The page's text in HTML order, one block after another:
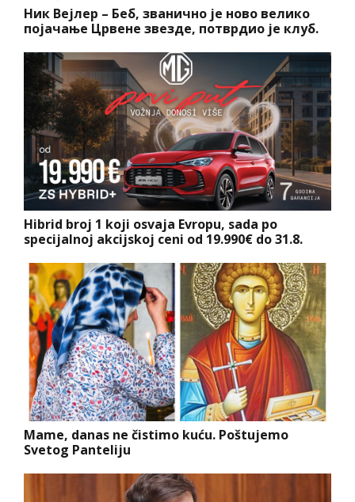
Ник Вејлер – Беб, званично је ново велико
појачање Црвене звезде, потврдио је клуб.
Hibrid broj 1 koji osvaja Evropu, sada po
specijalnoj akcijskoj ceni od 19.990€ do 31.8.
Mame, danas ne čistimo kuću. Poštujemo
Svetog Panteliju